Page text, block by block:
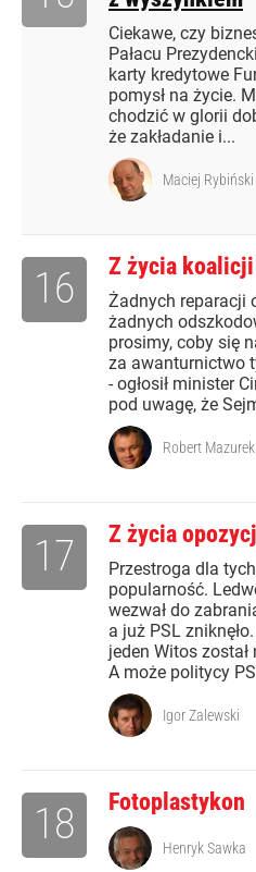
Ciekawe, czy
Pałacu
karty kredytowe
pomysł na życie.
chodzić w glorii
że zakładanie i...
Maciej Rybiński
Z życia koalicji
Żadnych reparacji
żadnych
prosimy, coby się
za awanturnictwo
- ogłosił minister
pod uwagę, że
16
Robert Mazurek
Z życia
Przestroga dla
popularność.
wezwał do
a już PSL
jeden Witos
A może politycy
17
Igor Zalewski
Fotoplastykon
18 Henryk Sawka